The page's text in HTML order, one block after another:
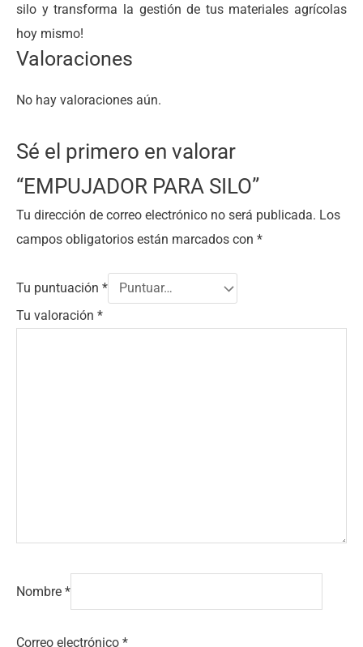
silo y transforma la gestión de tus materiales agrícolas
hoy mismo!
Valoraciones
No hay valoraciones aún.
Sé el primero en valorar
“EMPUJADOR PARA SILO”
Tu dirección de correo electrónico no será publicada. Los
campos obligatorios están marcados con *
Tu puntuación *
Tu valoración *
Nombre *
Correo electrónico *